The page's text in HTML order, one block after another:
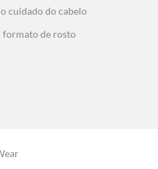
cuidado do cabelo
formato de rosto